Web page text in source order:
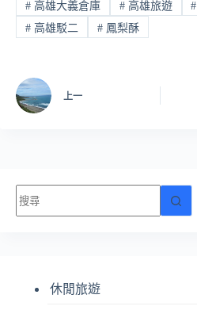
#高雄大義倉庫 #高雄旅遊 #
#高雄駁二 #鳳梨酥
上一
找
不
休閒旅遊